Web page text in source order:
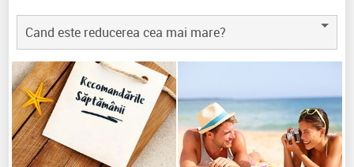
Cand este reducerea cea mai mare?